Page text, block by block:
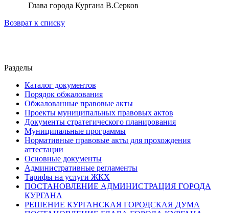
Глава города Кургана В.Серков
Возврат к списку
Разделы
Каталог документов
Порядок обжалования
Обжалованные правовые акты
Проекты муниципальных правовых актов
Документы стратегического планирования
Муниципальные программы
Нормативные правовые акты для прохождения
аттестации
Основные документы
Административные регламенты
Тарифы на услуги ЖКХ
ПОСТАНОВЛЕНИЕ АДМИНИСТРАЦИЯ ГОРОДА
КУРГАНА
РЕШЕНИЕ КУРГАНСКАЯ ГОРОДСКАЯ ДУМА